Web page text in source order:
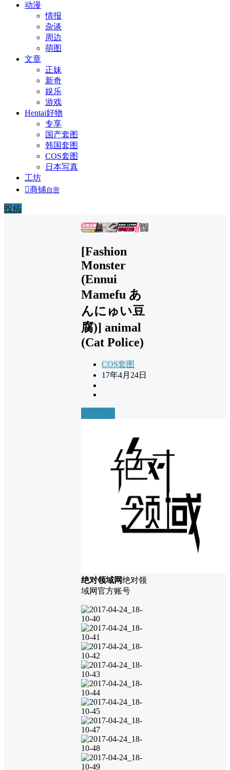
动漫
情报
杂谈
周边
萌图
文章
正妹
新奇
娱乐
游戏
Hentai好物
专享
国产套图
韩国套图
COS套图
日本写真
工坊
商铺自营
投稿
广告
[Fashion
Monster
(Ennui
Mamefu あ
んにゅい豆
腐)] animal
(Cat Police)
COS套图
17年4月24日
绝对领域网绝对领
域网官方账号